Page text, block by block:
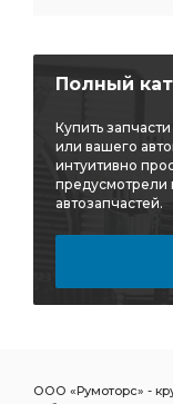
Полный
Купить
или вашего
интуитивно
предусмотрели
автозапчастей.
ООО «Румоторс» -